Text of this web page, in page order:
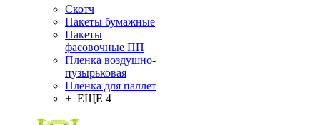
Скотч
Пакеты бумажные
Пакеты
фасовочные ПП
Пленка воздушно-
пузырьковая
Пленка для паллет
+ ЕЩЕ 4